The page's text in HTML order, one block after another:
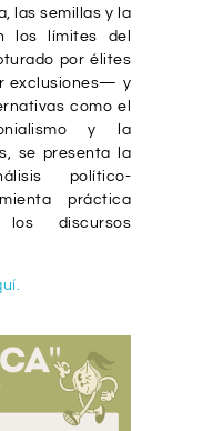
las semillas y la
los límites del
por élites
exclusiones— y
como el
y la
se presenta la
político-
práctica
discursos